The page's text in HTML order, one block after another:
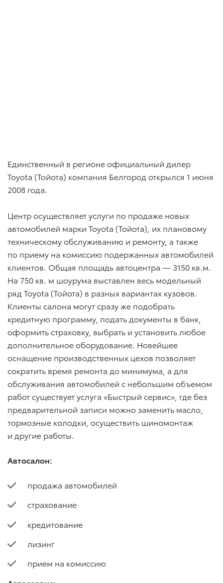
Единственный в регионе официальный дилер
Toyota (Тойота) компания Белгород открылся 1 июня
2008 года.
Центр осуществляет услуги по продаже новых
автомобилей марки Toyota (Тойота), их плановому
техническому обслуживанию и ремонту, а также
по приему на комиссию подержанных автомобилей
клиентов. Общая площадь автоцентра — 3150 кв.м.
На 750 кв. м шоурума выставлен весь модельный
ряд Toyota (Тойота) в разных вариантах кузовов.
Клиенты салона могут сразу же подобрать
кредитную программу, подать документы в банк,
оформить страховку, выбрать и установить любое
дополнительное оборудование. Новейшее
оснащение производственных цехов позволяет
сократить время ремонта до минимума, а для
обслуживания автомобилей с небольшим объемом
работ существует услуга «Быстрый сервис», где без
предварительной записи можно заменить масло,
тормозные колодки, осуществить шиномонтаж
и другие работы.
Автосалон:
продажа автомобилей
страхование
кредитование
лизинг
прием на комиссию